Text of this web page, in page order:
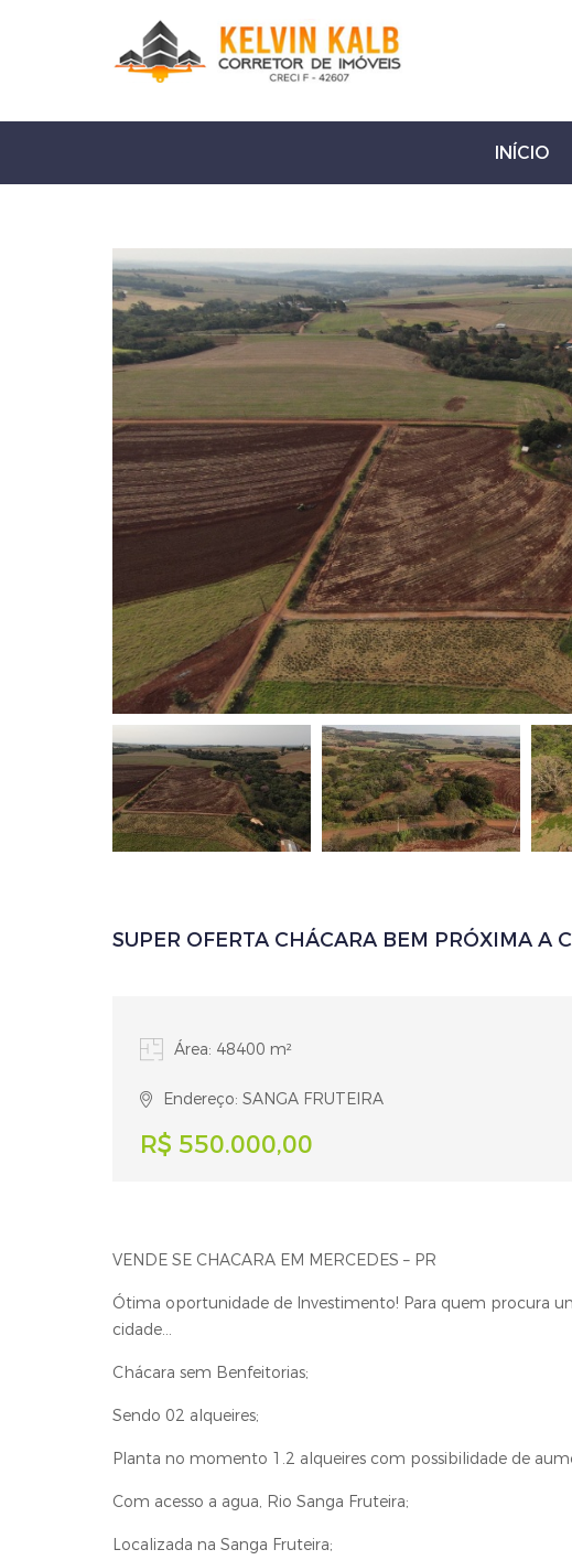
INÍCIO
SUPER OFERTA CHÁCARA BEM PRÓXIMA A
Área: 48400 m²
Endereço: SANGA FRUTEIRA
R$ 550.000,00
VENDE SE CHACARA EM MERCEDES – PR
Ótima oportunidade de Investimento! Para quem procura
cidade...
Chácara sem Benfeitorias;
Sendo 02 alqueires;
Planta no momento 1.2 alqueires com possibilidade de
Com acesso a agua, Rio Sanga Fruteira;
Localizada na Sanga Fruteira;